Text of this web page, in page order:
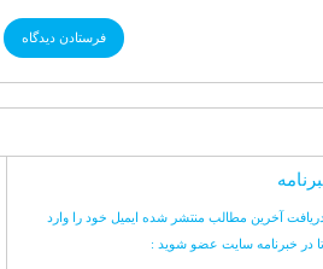
آخرین مطالب منتشر شده ایمیل خود را وارد
تا در خبرنامه سایت عضو شوید :